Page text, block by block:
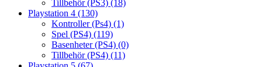
Tillbehör (PS3) (18)
Playstation 4 (130)
Kontroller (Ps4) (1)
Spel (PS4) (119)
Basenheter (PS4) (0)
Tillbehör (PS4) (11)